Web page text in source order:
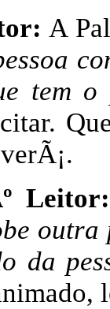
A
tem
Leitor:
outra
da